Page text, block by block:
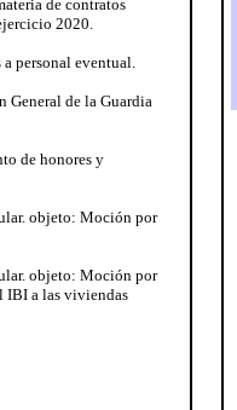
de contratos
2020.
a personal eventual.
de la Guardia
de honores y
objeto: Moción por
objeto: Moción por
IBI a las viviendas